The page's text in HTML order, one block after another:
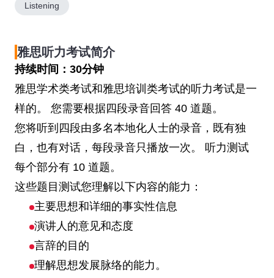
Listening
雅思听力考试简介
持续时间：30分钟
雅思学术类考试和雅思培训类考试的听力考试是一
样的。 您需要根据四段录音回答 40 道题。
您将听到四段由多名本地化人士的录音，既有独
白，也有对话，每段录音只播放一次。 听力测试
每个部分有 10 道题。
这些题目测试您理解以下内容的能力：
主要思想和详细的事实性信息
演讲人的意见和态度
言辞的目的
理解思想发展脉络的能力。